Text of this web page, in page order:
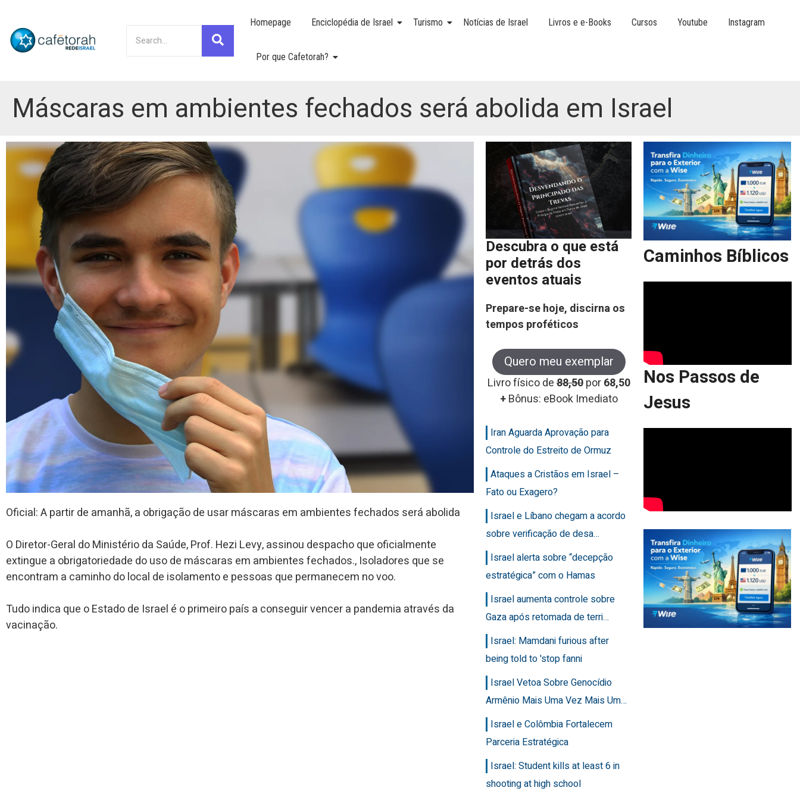
Homepage Enciclopédia de Israel Turismo Notícias de Israel Livros e e-Books Cursos Youtube Instagram
Por que Cafetorah?
Máscaras em ambientes fechados será abolida em Israel
Oficial: A partir de amanhã, a obrigação de usar máscaras em ambientes fechados será abolida
O Diretor-Geral do Ministério da Saúde, Prof. Hezi Levy, assinou despacho que oficialmente
extingue a obrigatoriedade do uso de máscaras em ambientes fechados., Isoladores que se
encontram a caminho do local de isolamento e pessoas que permanecem no voo.
Tudo indica que o Estado de Israel é o primeiro país a conseguir vencer a pandemia através da
vacinação.
Descubra o que está
por detrás dos
eventos atuais
Prepare-se hoje, discirna os
tempos proféticos
Quero meu exemplar
Livro físico de88,50 por68,50
+Bônus: eBook Imediato
Iran Aguarda Aprovação para
Controle do Estreito de Ormuz
Ataques a Cristãos em Israel –
Fato ou Exagero?
Israel e Líbano chegam a acordo
sobre verificação de desa…
Israel alerta sobre “decepção
estratégica” com o Hamas
Israel aumenta controle sobre
Gaza após retomada de terri…
Israel: Mamdani furious after
being told to 'stop fanni
Israel Vetoa Sobre Genocídio
Armênio Mais Uma Vez Mais Um…
Israel e Colômbia Fortalecem
Parceria Estratégica
Israel: Student kills at least 6 in
shooting at high school
Caminhos Bíblicos
Nos Passos de
Jesus